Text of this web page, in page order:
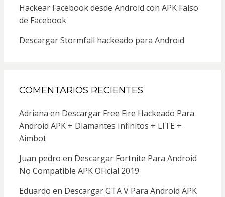
Hackear Facebook desde Android con APK Falso
de Facebook
Descargar Stormfall hackeado para Android
COMENTARIOS RECIENTES
Adriana en Descargar Free Fire Hackeado Para
Android APK + Diamantes Infinitos + LITE +
Aimbot
Juan pedro en Descargar Fortnite Para Android
No Compatible APK OFicial 2019
Eduardo en Descargar GTA V Para Android APK